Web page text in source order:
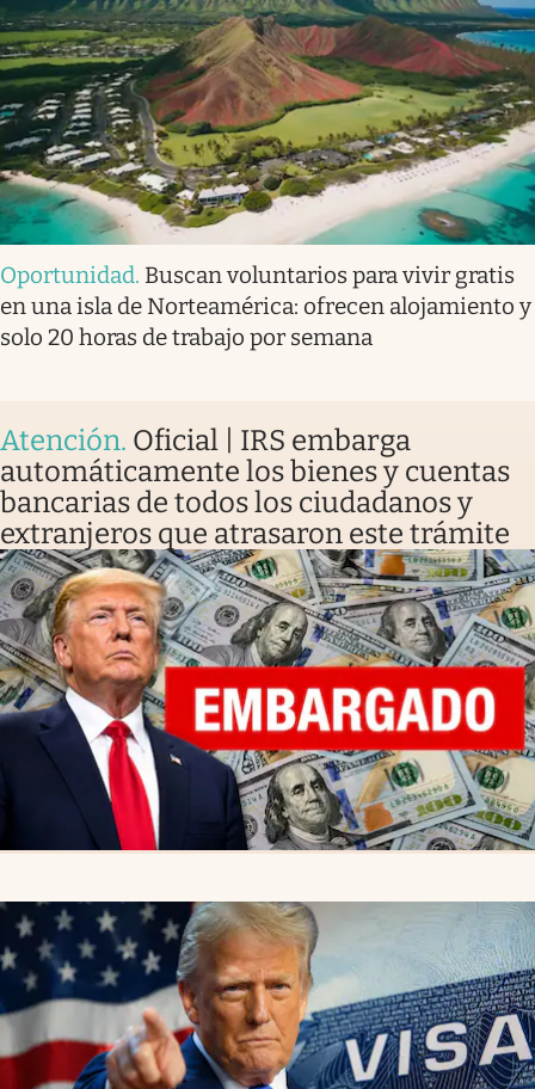
Oportunidad. Buscan voluntarios para vivir gratis
en una isla de Norteamérica: ofrecen alojamiento y
solo 20 horas de trabajo por semana
Atención. Oficial | IRS embarga
automáticamente los bienes y cuentas
bancarias de todos los ciudadanos y
extranjeros que atrasaron este trámite